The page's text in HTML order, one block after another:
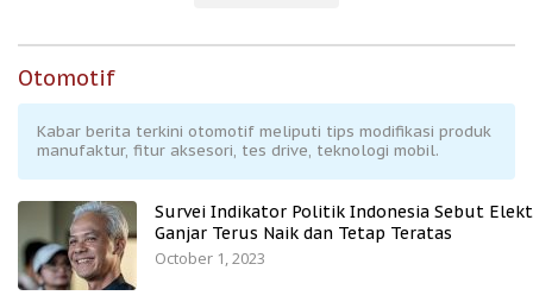
Otomotif
Kabar berita terkini otomotif meliputi tips modifikasi produk
manufaktur, fitur aksesori, tes drive, teknologi mobil.
Survei Indikator Politik Indonesia Sebut
Ganjar Terus Naik dan Tetap Teratas
October 1, 2023